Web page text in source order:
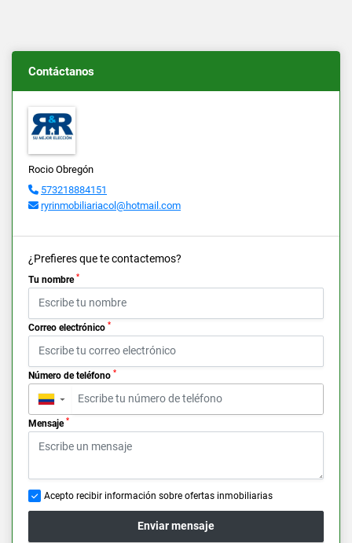
Contáctanos
Rocio Obregón
573218884151
ryrinmobiliariacol@hotmail.com
¿Prefieres que te contactemos?
Tu nombre *
Correo electrónico *
Número de teléfono *
▼
Mensaje *
Acepto recibir información sobre ofertas inmobiliarias
Enviar mensaje